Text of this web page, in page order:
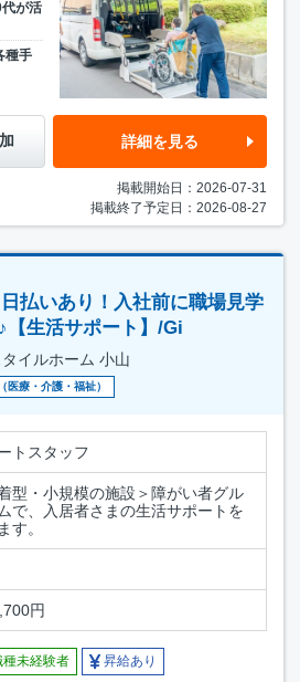
が活
種手
詳細を見る
掲載開始日：2026-07-31
掲載終了予定日：2026-08-27
日払いあり！入社前に職場見学
【生活サポート】/Gi
イルホーム 小山
医療・介護・福祉）
トスタッフ
型・小規模の施設＞障がい者グル
で、入居者さまの生活サポートを
す。
円
種未経験者 昇給あり